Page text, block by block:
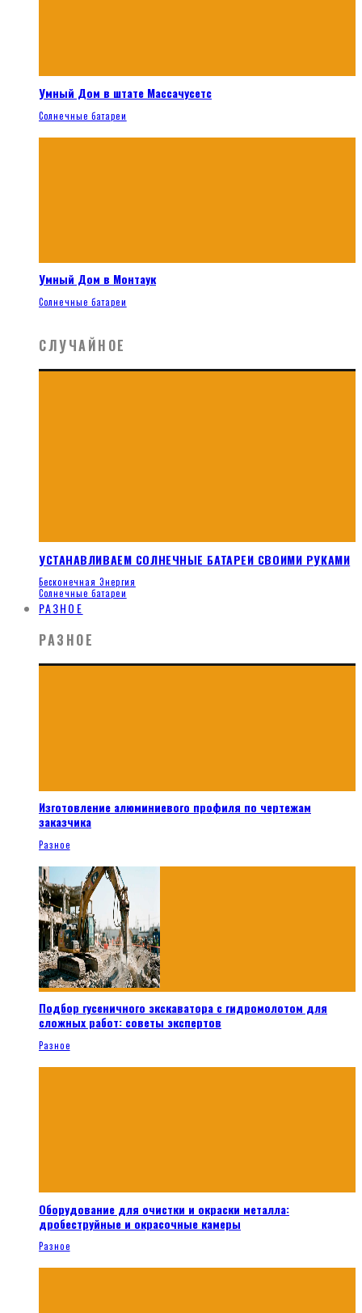
Умный Дом в штате Массачусетс
Солнечные батареи
Умный Дом в Монтаук
Солнечные батареи
СЛУЧАЙНОЕ
УСТАНАВЛИВАЕМ СОЛНЕЧНЫЕ БАТАРЕИ СВОИМИ РУКАМИ
Бесконечная Энергия
Солнечные батареи
РАЗНОЕ
РАЗНОЕ
Изготовление алюминиевого профиля по чертежам
заказчика
Разное
Подбор гусеничного экскаватора с гидромолотом для
сложных работ: советы экспертов
Разное
Оборудование для очистки и окраски металла:
дробеструйные и окрасочные камеры
Разное